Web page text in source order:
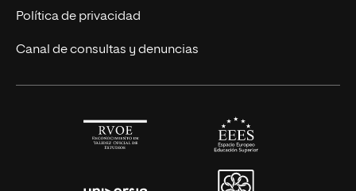
Alianza Newman
Actualidad
Solicita información
Política de privacidad
Canal de consultas y denuncias